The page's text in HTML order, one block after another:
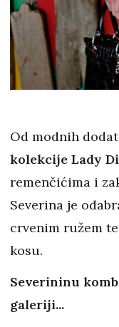
Od modnih
kolekcije Lady
remenčićima i
Severina je
crvenim ružem
kosu.
Severininu
galeriji...